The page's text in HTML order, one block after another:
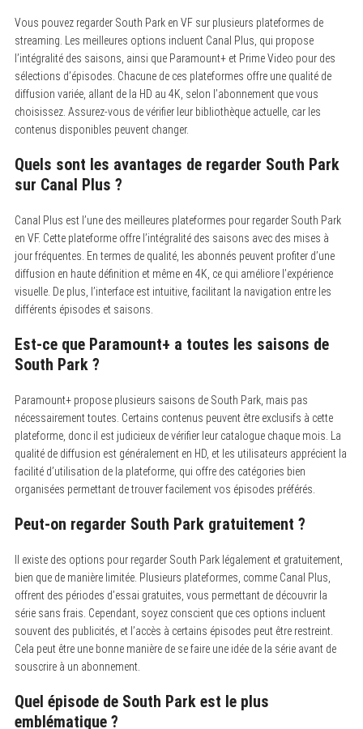
Vous pouvez regarder South Park en VF sur plusieurs plateformes de
streaming.
Les meilleures options incluent Canal Plus, qui propose
l’intégralité des saisons, ainsi que Paramount+ et Prime Video pour des
sélections d’épisodes. Chacune de ces plateformes offre une qualité de
diffusion variée, allant de la HD au 4K, selon l’abonnement que vous
choisissez. Assurez-vous de vérifier leur bibliothèque actuelle, car les
contenus disponibles peuvent changer.
Quels sont les avantages de regarder South Park
sur Canal Plus ?
Canal Plus est l’une des meilleures plateformes pour regarder South Park
en VF. Cette plateforme offre l’intégralité des saisons avec des mises à
jour fréquentes. En termes de qualité, les abonnés peuvent profiter d’une
diffusion en haute définition et même en 4K, ce qui améliore l’expérience
visuelle. De plus, l’interface est intuitive, facilitant la navigation entre les
différents épisodes et saisons.
Est-ce que Paramount+ a toutes les saisons de
South Park ?
Paramount+ propose plusieurs saisons de South Park, mais pas
nécessairement toutes. Certains contenus peuvent être exclusifs à cette
plateforme, donc il est judicieux de vérifier leur catalogue chaque mois. La
qualité de diffusion est généralement en HD, et les utilisateurs apprécient la
facilité d’utilisation de la plateforme, qui offre des catégories bien
organisées permettant de trouver facilement vos épisodes préférés.
Peut-on regarder South Park gratuitement ?
Il existe des options pour regarder South Park légalement et gratuitement,
bien que de manière limitée. Plusieurs plateformes, comme Canal Plus,
offrent des périodes d’essai gratuites, vous permettant de découvrir la
série sans frais. Cependant, soyez conscient que ces options incluent
souvent des publicités, et l’accès à certains épisodes peut être restreint.
Cela peut être une bonne manière de se faire une idée de la série avant de
souscrire à un abonnement.
Quel épisode de South Park est le plus
emblématique ?
r
f
o
: